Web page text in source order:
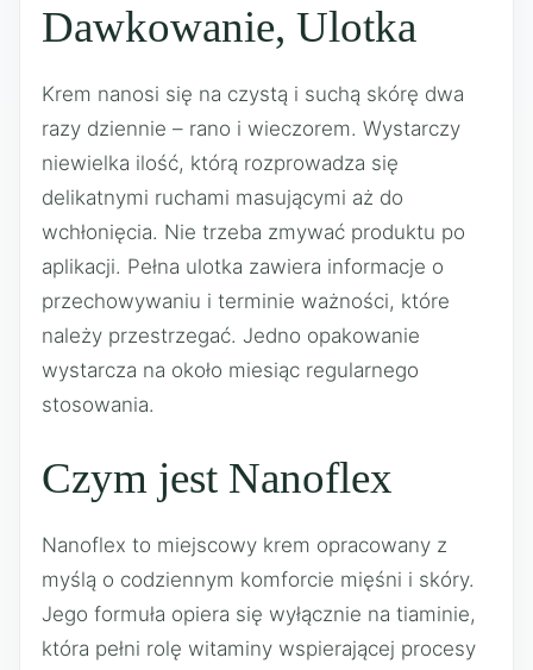
Dawkowanie, Ulotka
Krem nanosi się na czystą i suchą skórę dwa
razy dziennie – rano i wieczorem. Wystarczy
niewielka ilość, którą rozprowadza się
delikatnymi ruchami masującymi aż do
wchłonięcia. Nie trzeba zmywać produktu po
aplikacji. Pełna ulotka zawiera informacje o
przechowywaniu i terminie ważności, które
należy przestrzegać. Jedno opakowanie
wystarcza na około miesiąc regularnego
stosowania.
Czym jest Nanoflex
Nanoflex to miejscowy krem opracowany z
myślą o codziennym komforcie mięśni i skóry.
Jego formuła opiera się wyłącznie na tiaminie,
która pełni rolę witaminy wspierającej procesy